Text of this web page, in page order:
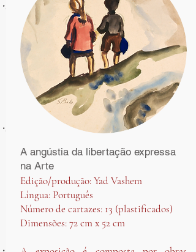
A angústia da libertação expressa
na Arte
Edição/produção: Yad Vashem
Língua: Português
Número de cartazes: 13 (plastificados)
Dimensões: 72 cm x 52 cm